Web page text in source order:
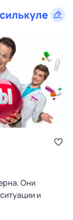
Они
и